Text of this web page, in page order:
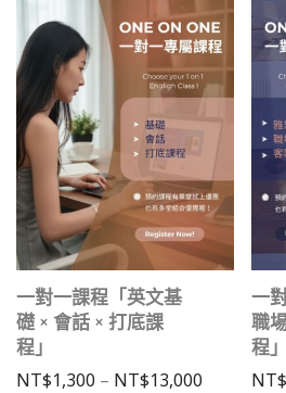
一對一課程「英文基
礎 × 會話 × 打底課
程」
NT$1,300 – NT$13,000 價格範圍
一
職
程」
NT$